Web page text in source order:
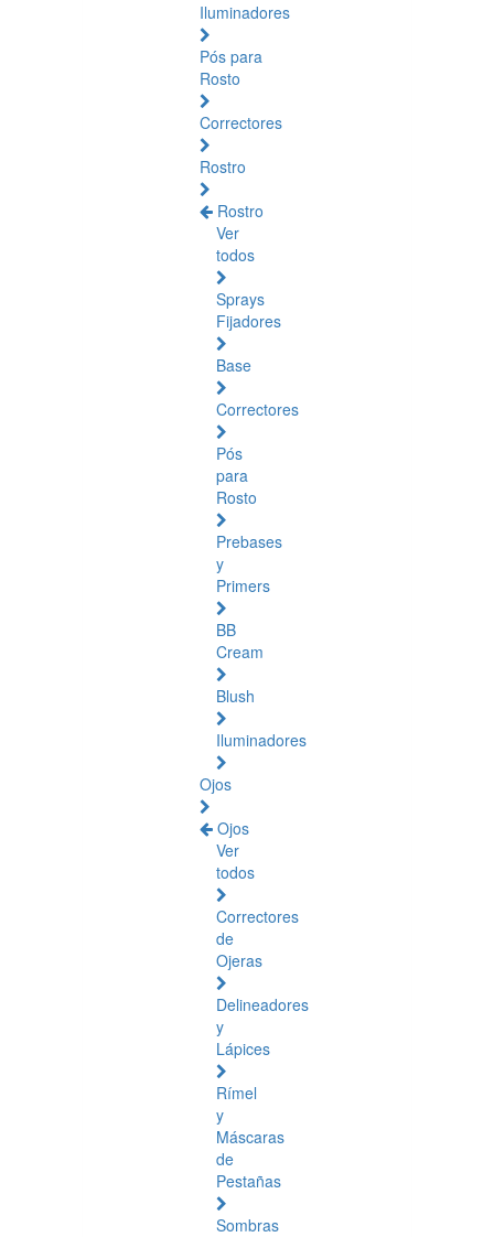
Iluminadores
Pós para
Rosto
Correctores
Rostro
Rostro
Ver
todos
Sprays
Fijadores
Base
Correctores
Pós
para
Rosto
Prebases
y
Primers
BB
Cream
Blush
Iluminadores
Ojos
Ojos
Ver
todos
Correctores
de
Ojeras
Delineadores
y
Lápices
Rímel
y
Máscaras
de
Pestañas
Sombras